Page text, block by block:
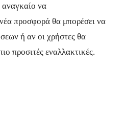
αναγκαίο να
προσφορά θα μπορέσει να
ή αν οι χρήστες θα
προσιτές εναλλακτικές.